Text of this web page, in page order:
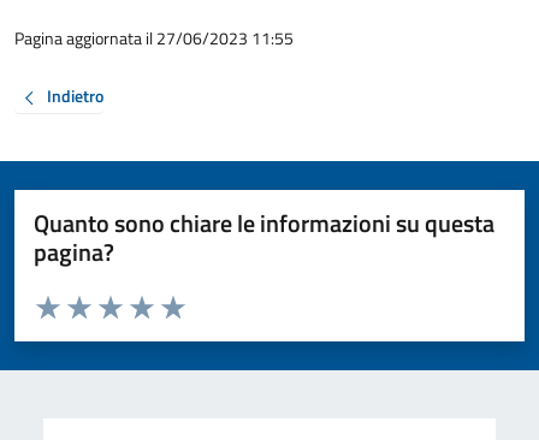
Pagina aggiornata il 27/06/2023 11:55
Indietro
Quanto sono chiare le informazioni su questa
pagina?
Valuta da 1 a 5 stelle la pagina
Valuta 5 stelle su 5
Valuta 4 stelle su 5
Valuta 3 stelle su 5
Valuta 2 stelle su 5
Valuta 1 stelle su 5